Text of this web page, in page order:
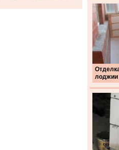
лоджии